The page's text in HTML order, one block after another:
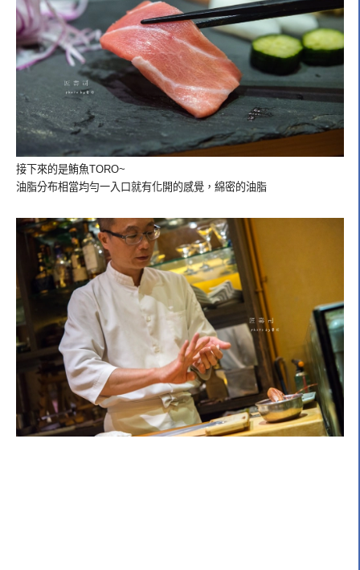
接下來的是鮪魚TORO~
油脂分布相當均勻一入口就有化開的感覺，綿密的油脂